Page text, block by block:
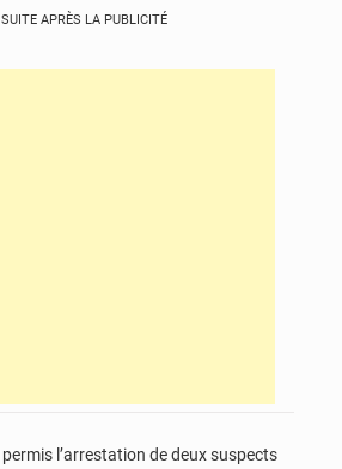
APRÈS LA PUBLICITÉ
l’arrestation de deux suspects